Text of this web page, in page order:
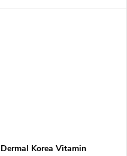
Dermal Korea Vitamin